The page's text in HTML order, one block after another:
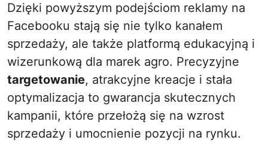
Dzięki powyższym podejściom reklamy na
Facebooku stają się nie tylko kanałem
sprzedaży, ale także platformą edukacyjną i
wizerunkową dla marek agro. Precyzyjne
targetowanie, atrakcyjne kreacje i stała
optymalizacja to gwarancja skutecznych
kampanii, które przełożą się na wzrost
sprzedaży i umocnienie pozycji na rynku.